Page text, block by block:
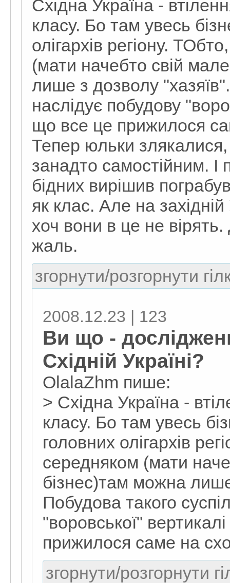
Східна Україна -
класу. Бо там увесь
олігархів регіону.
(мати начебто свій
лише з дозволу
наслідує побудову
що все це прижилося
Тепер юльки
занадто самостійним. І
бідних вирішив
як клас. Але на
хоч вони в це не
жаль.
згорнути/розгорнути
2008.12.23 | 123
Ви що -
Східній Україні?
OlalaZhm пише:
> Східна Україна -
класу. Бо там увесь
головних олігархів
середняком (мати
бізнес)там можна
Побудова такого
"воровської"
прижилося саме на
згорнути/розгорнути